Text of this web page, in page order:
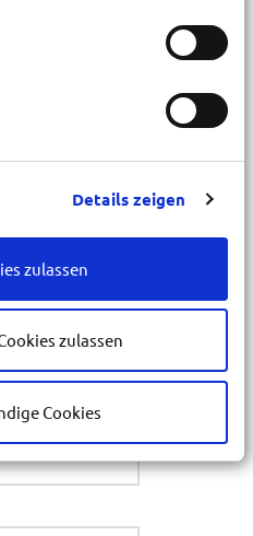
Details zeigen
zulassen
zulassen
Cookies